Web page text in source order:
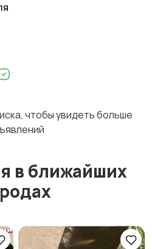
чтобы увидеть больше
в ближайших